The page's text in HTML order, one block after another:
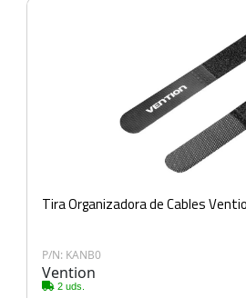
Tira Organizadora de Cables
P/N: KANB0
Vention
2 uds.